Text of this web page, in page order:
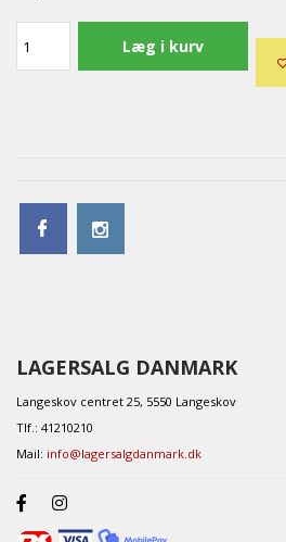
LAGERSALG DANMARK
Langeskov centret 25, 5550 Langeskov
Tlf.: 41210210
Mail: info@lagersalgdanmark.dk